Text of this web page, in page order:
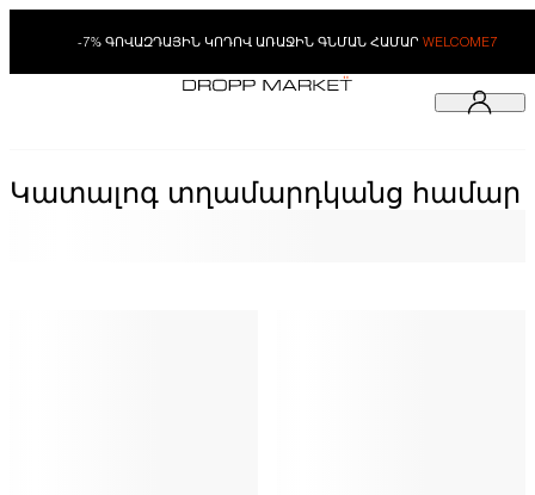
-7% ԳՈՎԱԶԴԱՅԻՆ ԿՈԴՈՎ ԱՌԱՋԻՆ ԳՆՄԱՆ ՀԱՄԱՐ WELCOME7
Կատալոգ տղամարդկանց համար